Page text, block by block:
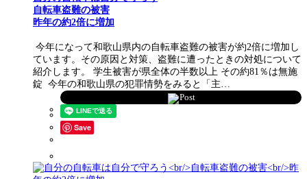
自転車盗難の被害
昨年の約2倍に増加
今年になって和歌山県内の自転車盗難の被害が約2倍に増加し
ています。その原因と対策、盗難に遭ったときの対処について
紹介します。 学生被害が県全体の半数以上 その約81％は無施
錠 今年の和歌山県の犯罪情勢をみると「主…
Post
Save